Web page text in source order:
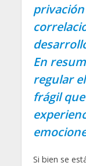
privación
En
regular
frágil
Si bien se